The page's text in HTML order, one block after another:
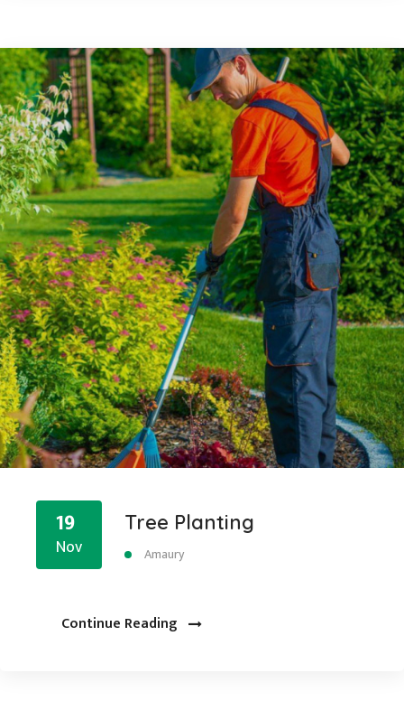
19
Nov
Tree Planting
Amaury
Continue Reading